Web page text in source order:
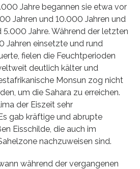
Jahre begannen sie etwa vor
Jahren und 10.000 Jahren und
5.000 Jahre. Während der letzten
Jahren einsetzte und rund
fielen die Feuchtperioden
deutlich kälter und
Monsun zog nicht
um die Sahara zu erreichen.
der Eiszeit sehr
gab kräftige und abrupte
Eisschilde, die auch im
nachzuweisen sind.
während der vergangenen